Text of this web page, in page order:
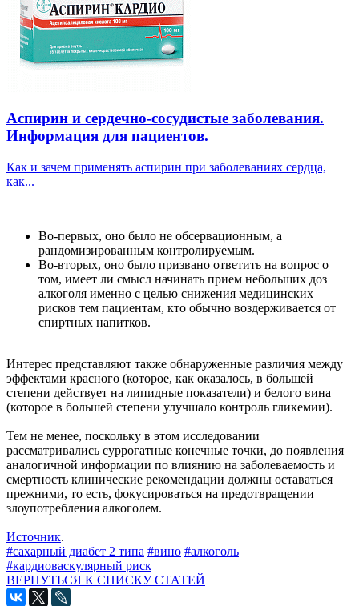
Аспирин и сердечно-сосудистые заболевания.
Информация для пациентов.
Как и зачем применять аспирин при заболеваниях сердца,
как...
Во-первых, оно было не обсервационным, а
рандомизированным контролируемым.
Во-вторых, оно было призвано ответить на вопрос о
том, имеет ли смысл начинать прием небольших доз
алкоголя именно с целью снижения медицинских
рисков тем пациентам, кто обычно воздерживается от
спиртных напитков.
Интерес представляют также обнаруженные различия между
эффектами красного (которое, как оказалось, в большей
степени действует на липидные показатели) и белого вина
(которое в большей степени улучшало контроль гликемии).
Тем не менее, поскольку в этом исследовании
рассматривались суррогатные конечные точки, до появления
аналогичной информации по влиянию на заболеваемость и
смертность клинические рекомендации должны оставаться
прежними, то есть, фокусироваться на предотвращении
злоупотребления алкоголем.
Источник.
#сахарный диабет 2 типа #вино #алкоголь
#кардиоваскулярный риск
ВЕРНУТЬСЯ К СПИСКУ СТАТЕЙ